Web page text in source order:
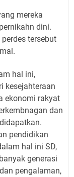
mereka
dini.
tersebut
hal ini,
kesejahteraan
ekonomi rakyat
dan
pendidikan
hal ini SD,
generasi
pengalaman,